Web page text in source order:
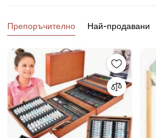
Продукти
Препоръчително Най-продавани